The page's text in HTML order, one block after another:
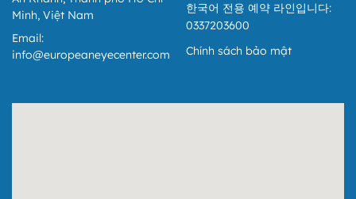
Minh, Việt Nam
Email:
info@europeaneyecenter.com
한국어 전용 예약 라인입니다:
0337203600
Chính sách bảo mật
đơn vị có quan hệ với ngân sách được áp dụng như sau:
I. Khách hàng là cá nhân không kinh doanh:
1. Khi có nhu cầu xuất hóa đơn, Quý khách vui lòng cung
cấp:
danh cá nhân.